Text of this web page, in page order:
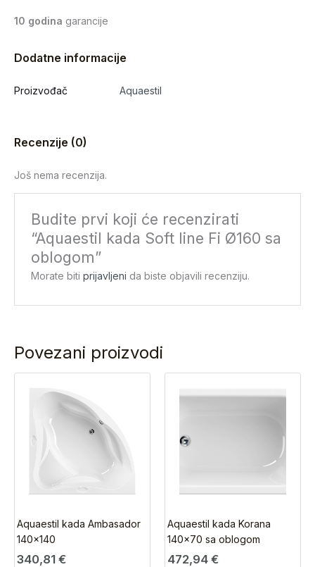
10 godina garancije
Dodatne informacije
Proizvođač Aquaestil
Recenzije (0)
Još nema recenzija.
Budite prvi koji će recenzirati
“Aquaestil kada Soft line Fi Ø160 sa
oblogom”
Morate bitiprijavljeni da biste objavili recenziju.
Povezani proizvodi
Aquaestil kada Ambasador
140×140
340,81 €
Aquaestil kada Korana
140×70 sa oblogom
472,94 €